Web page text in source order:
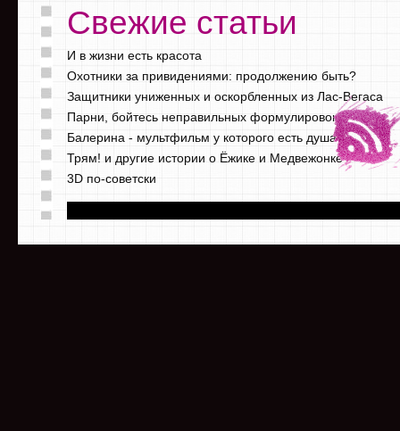
Свежие статьи
И в жизни есть красота
Охотники за привидениями: продолжению быть?
Защитники униженных и оскорбленных из Лас-Вегаса
Парни, бойтесь неправильных формулировок
Балерина - мультфильм у которого есть душа
Трям! и другие истории о Ёжике и Медвежонке
3D по-советски